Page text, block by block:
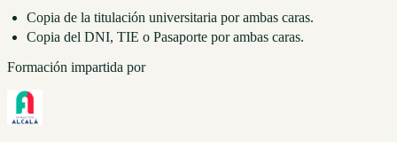
Copia de la titulación universitaria por ambas caras.
Copia del DNI, TIE o Pasaporte por ambas caras.
Formación impartida por